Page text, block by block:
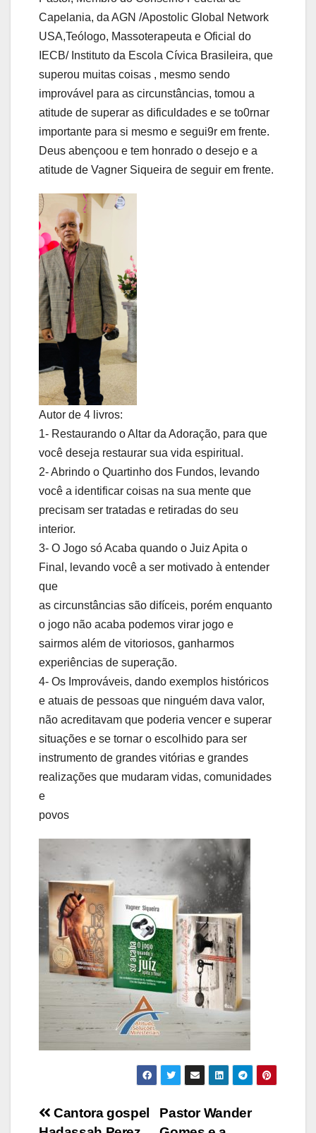
Capelania, da AGN /Apostolic Global Network
USA,Teólogo, Massoterapeuta e Oficial do
IECB/ Instituto da Escola Cívica Brasileira, que
superou muitas coisas , mesmo sendo
improvável para as circunstâncias, tomou a
atitude de superar as dificuldades e se to0rnar
importante para si mesmo e segui9r em frente.
Deus abençoou e tem honrado o desejo e a
atitude de Vagner Siqueira de seguir em frente.
Autor de 4 livros:
1- Restaurando o Altar da Adoração, para que
você deseja restaurar sua vida espiritual.
2- Abrindo o Quartinho dos Fundos, levando
você a identificar coisas na sua mente que
precisam ser tratadas e retiradas do seu
interior.
3- O Jogo só Acaba quando o Juiz Apita o
Final, levando você a ser motivado à entender
que
as circunstâncias são difíceis, porém enquanto
o jogo não acaba podemos virar jogo e
sairmos além de vitoriosos, ganharmos
experiências de superação.
4- Os Improváveis, dando exemplos históricos
e atuais de pessoas que ninguém dava valor,
não acreditavam que poderia vencer e superar
situações e se tornar o escolhido para ser
instrumento de grandes vitórias e grandes
realizações que mudaram vidas, comunidades
e
povos
Navegação
Pastor Wander
Cantora gospel